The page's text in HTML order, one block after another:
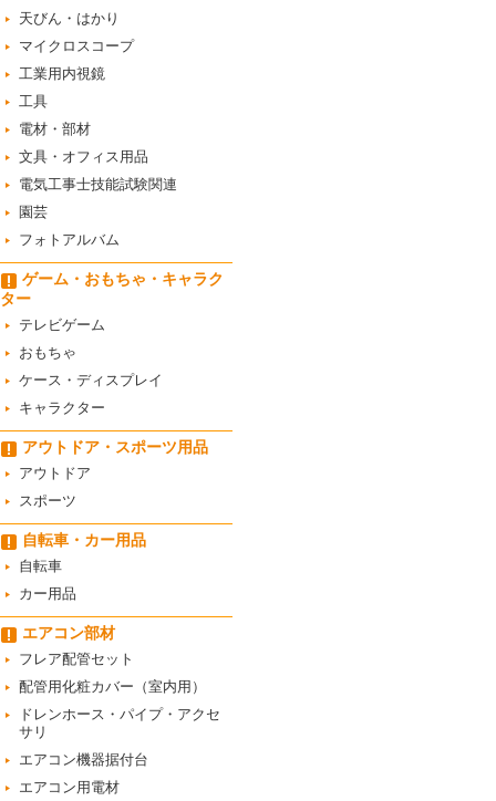
天びん・はかり
マイクロスコープ
工業用内視鏡
工具
電材・部材
文具・オフィス用品
電気工事士技能試験関連
園芸
フォトアルバム
ゲーム・おもちゃ・キャラク
ター
テレビゲーム
おもちゃ
ケース・ディスプレイ
キャラクター
アウトドア・スポーツ用品
アウトドア
スポーツ
自転車・カー用品
自転車
カー用品
エアコン部材
フレア配管セット
配管用化粧カバー（室内用）
ドレンホース・パイプ・アクセ
サリ
エアコン機器据付台
エアコン用電材